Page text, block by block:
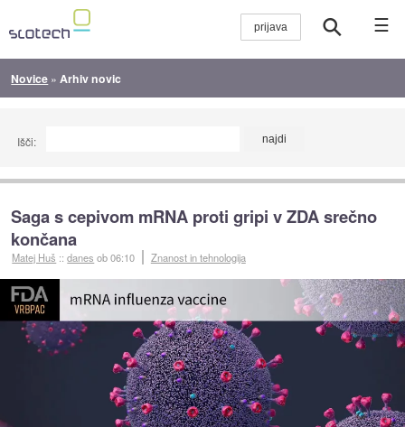
☰
Novice » Arhiv novic
Išči:
Saga s cepivom mRNA proti gripi v ZDA srečno
končana
Matej Huš ::danes ob 06:10 Znanost in tehnologija